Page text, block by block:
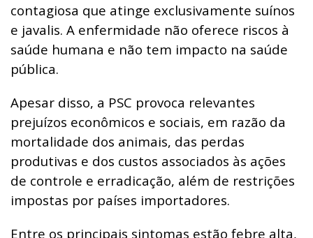
contagiosa que atinge exclusivamente suínos
e javalis. A enfermidade não oferece riscos à
saúde humana e não tem impacto na saúde
pública.
Apesar disso, a PSC provoca relevantes
prejuízos econômicos e sociais, em razão da
mortalidade dos animais, das perdas
produtivas e dos custos associados às ações
de controle e erradicação, além de restrições
impostas por países importadores.
Entre os principais sintomas estão febre alta,